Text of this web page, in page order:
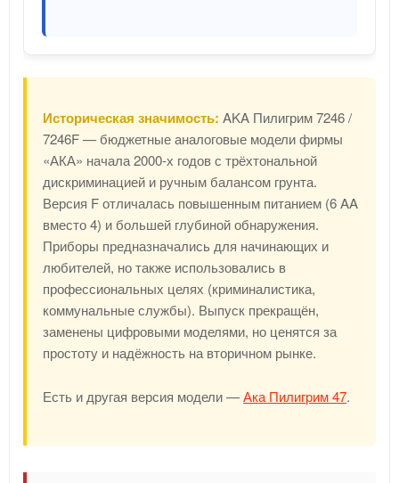
Историческая значимость: AKA Пилигрим 7246 /
7246F — бюджетные аналоговые модели фирмы
«АКА» начала 2000-х годов с трёхтональной
дискриминацией и ручным балансом грунта.
Версия F отличалась повышенным питанием (6 AA
вместо 4) и большей глубиной обнаружения.
Приборы предназначались для начинающих и
любителей, но также использовались в
профессиональных целях (криминалистика,
коммунальные службы). Выпуск прекращён,
заменены цифровыми моделями, но ценятся за
простоту и надёжность на вторичном рынке.
Есть и другая версия модели —Ака Пилигрим 47.